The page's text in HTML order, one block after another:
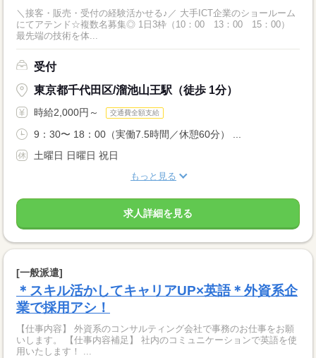
＼接客・販売・受付の経験活かせる♪／ 大手ICT企業のショールーム
にてアテンド☆複数名募集◎ 1日3枠（10：00 13：00 15：00）
最先端の技術を体...
受付
東京都千代田区/溜池山王駅（徒歩 1分）
時給2,000円～ 交通費全額支給
9：30〜 18：00（実働7.5時間／休憩60分） ...
土曜日 日曜日 祝日
もっと見る
求人詳細を見る
[一般派遣]
＊スキル活かしてキャリアUP×英語＊外資系企
業で採用アシ！
【仕事内容】 外資系のコンサルティング会社で事務のお仕事をお願
いします。 【仕事内容補足】 社内のコミュニケーションで英語を使
用いたします！ ...